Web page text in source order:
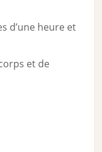
d’une heure et
et de